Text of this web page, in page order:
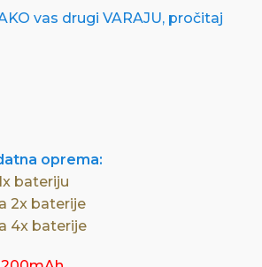
vas drugi VARAJU, pročitaj
oprema:
bateriju
2x baterije
4x baterije